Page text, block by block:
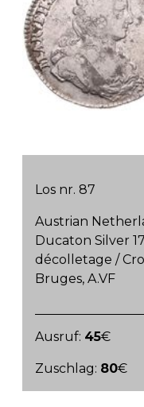
Los nr. 87
Austrian
Ducaton Silver
décolletage /
Bruges, A.VF
Ausruf: 45€
Zuschlag: 80€